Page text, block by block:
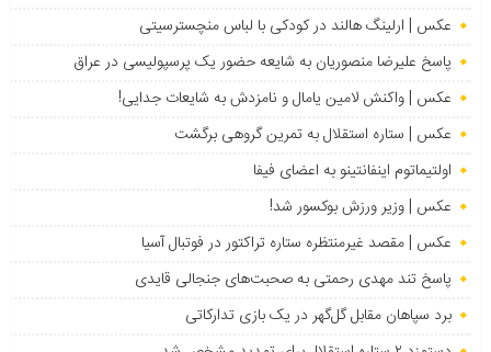
عکس | ارلینگ هالند در کودکی با لباس منچسترسیتی
پاسخ علیرضا منصوریان به شایعه حضور یک پرسپولیسی در عراق
عکس | واکنش لامین یامال و نامزدش به شایعات جدایی!
عکس | ستاره استقلال به تمرین گروهی برگشت
اولتیماتوم اینفانتینو به اعضای فیفا
عکس | وزیر ورزش بوکسور شد!
عکس | مقصد غیرمنتظره ستاره تراکتور در فوتبال آسیا
پاسخ تند مهدی رحمتی به صحبت‌های جنجالی قایدی
برد سپاهان مقابل گل‌گهر در یک بازی تدارکاتی